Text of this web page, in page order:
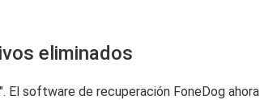
eliminados
". El software de recuperación FoneDog ahora